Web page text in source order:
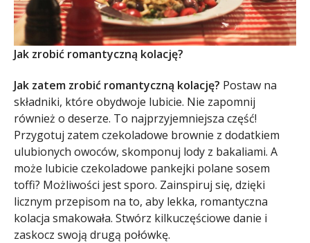
Jak zrobić romantyczną kolację?
Jak zatem zrobić romantyczną kolację? Postaw na
składniki, które obydwoje lubicie. Nie zapomnij
również o deserze. To najprzyjemniejsza część!
Przygotuj zatem czekoladowe brownie z dodatkiem
ulubionych owoców, skomponuj lody z bakaliami. A
może lubicie czekoladowe pankejki polane sosem
toffi? Możliwości jest sporo. Zainspiruj się, dzięki
licznym przepisom na to, aby lekka, romantyczna
kolacja smakowała. Stwórz kilkuczęściowe danie i
zaskocz swoją drugą połówkę.